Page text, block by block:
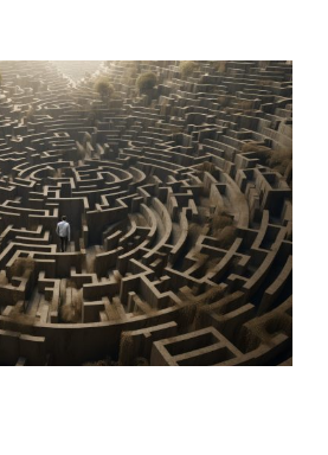
El Pecado
Artículos